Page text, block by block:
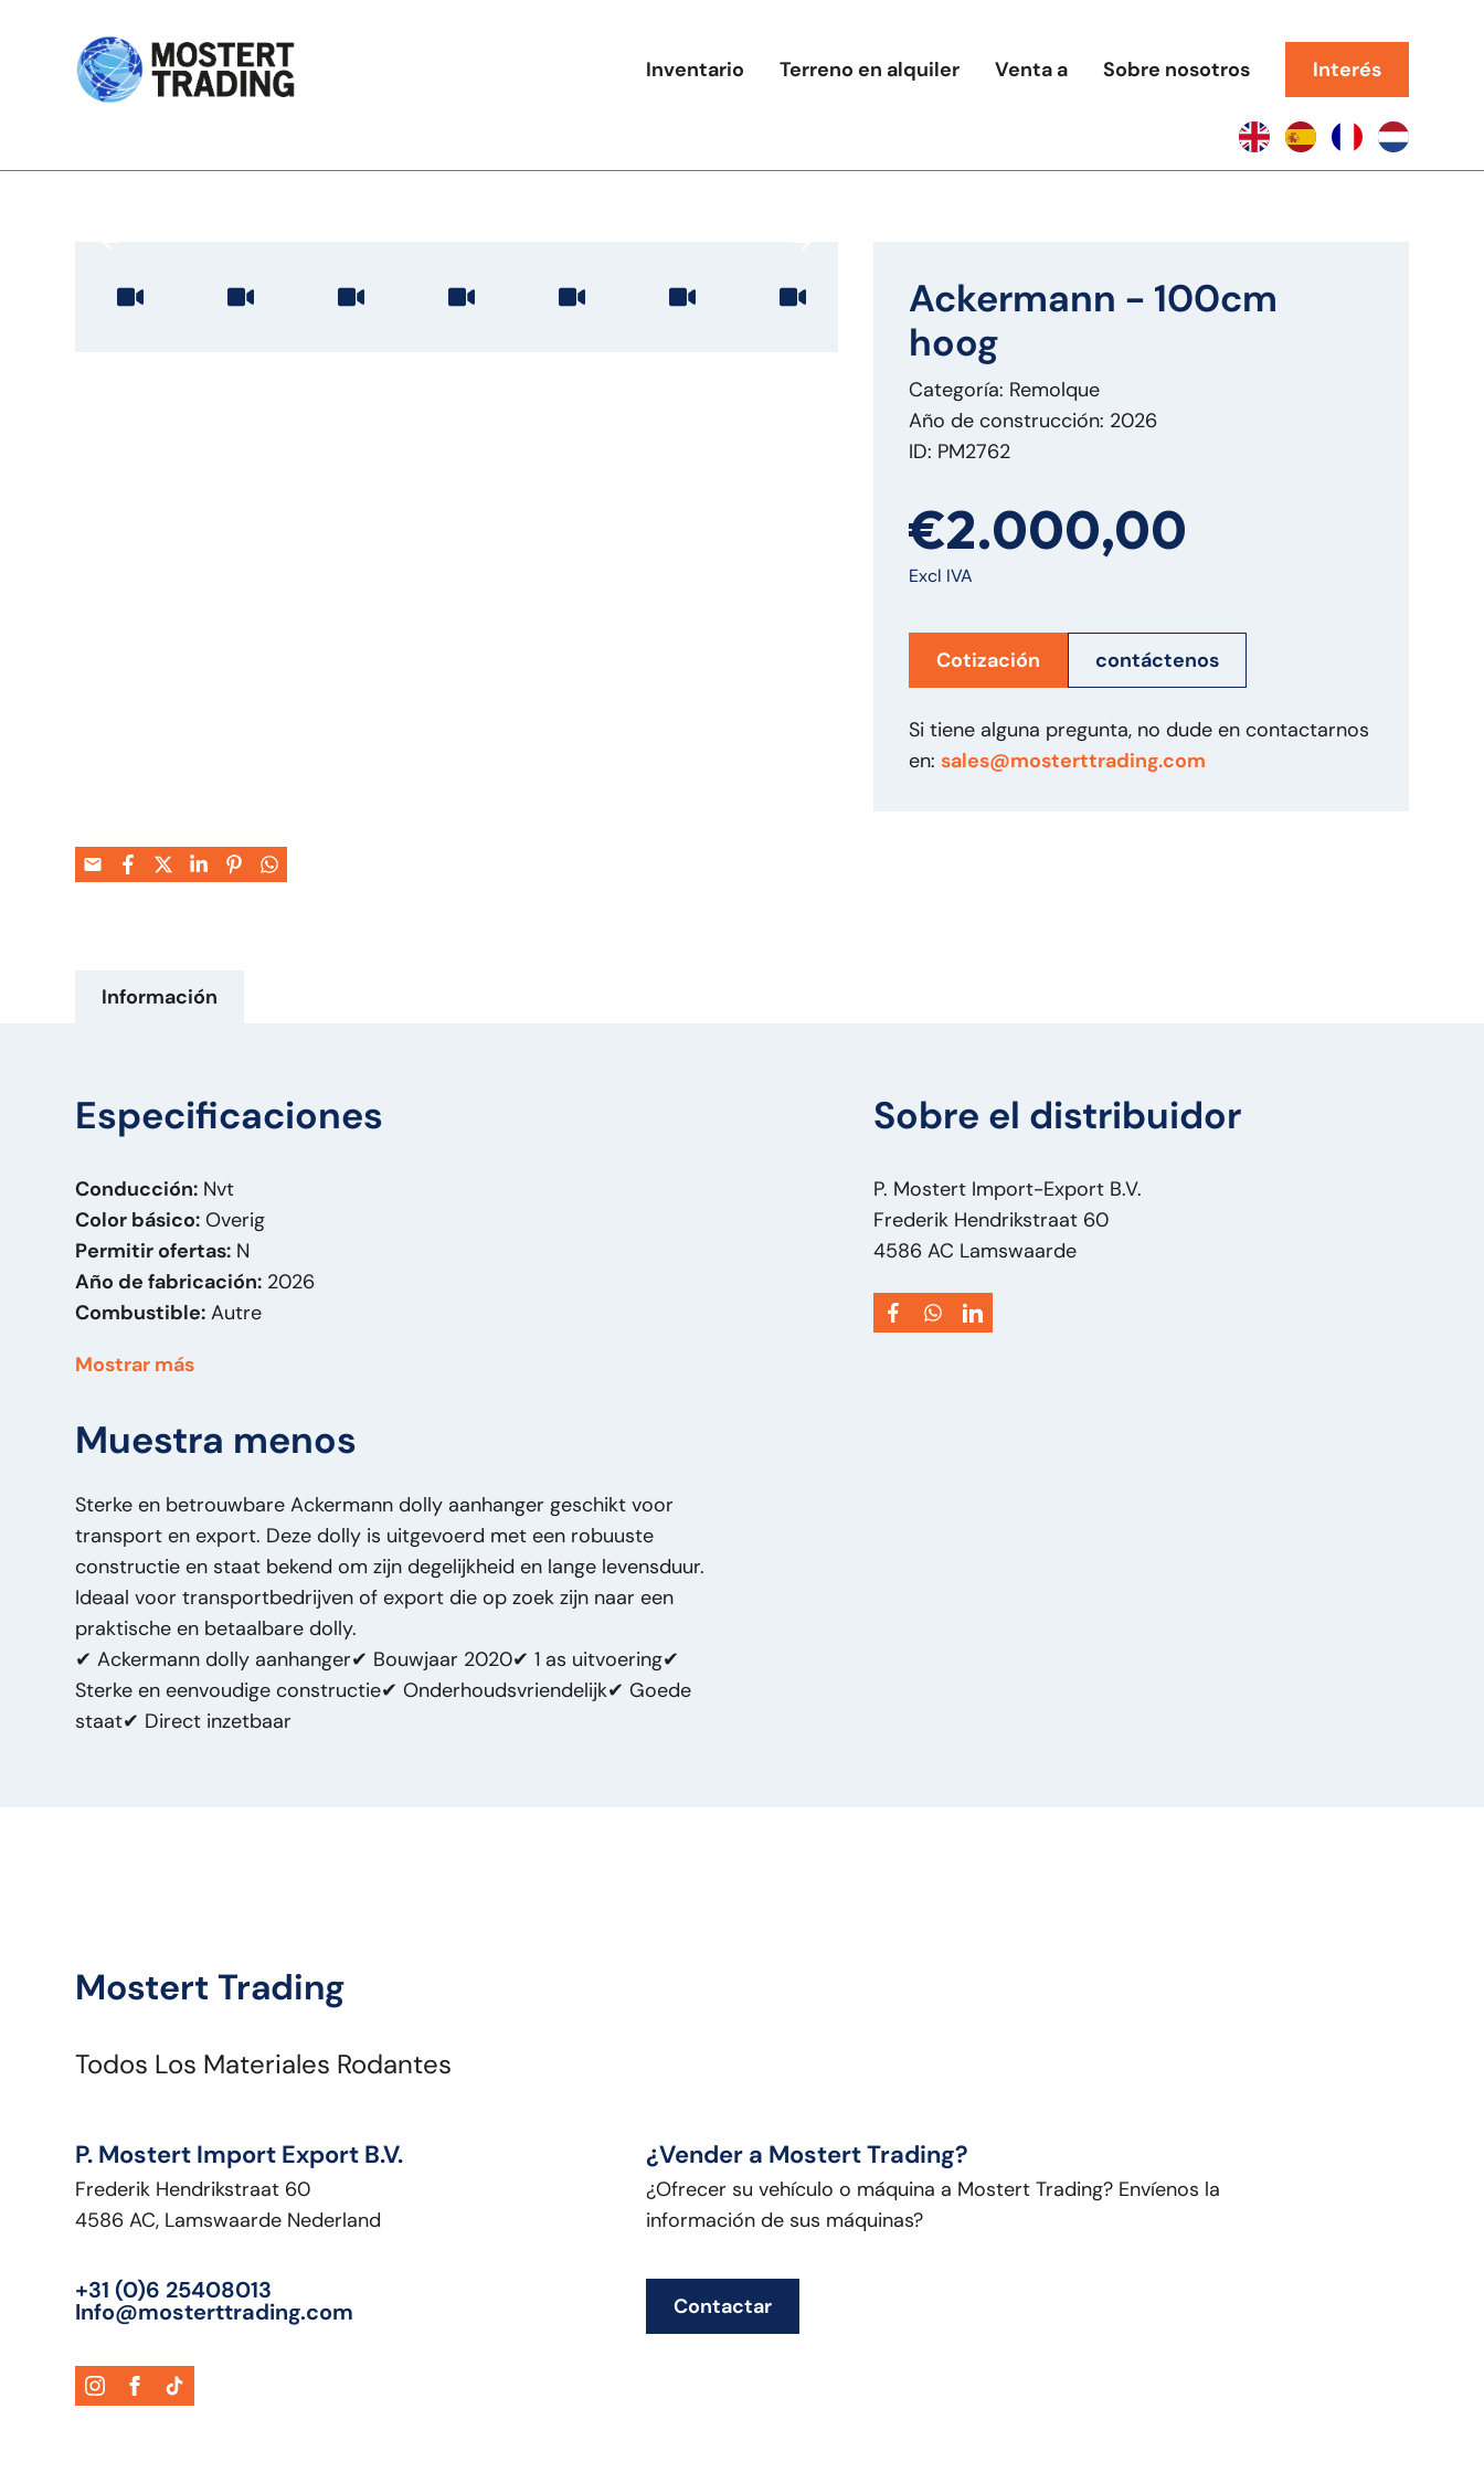
Inventario Terreno en alquiler Venta a Sobre nosotros Interés
Ackermann - 100cm
hoog
Categoría: Remolque
Año de construcción: 2026
ID: PM2762
€2.000,00
Excl IVA
Cotización contáctenos
Si tiene alguna pregunta, no dude en contactarnos
en:sales@mosterttrading.com
Información
Especificaciones
Conducción: Nvt
Color básico: Overig
Permitir ofertas: N
Año de fabricación: 2026
Combustible: Autre
Fecha parte 1:
Ancho:235
Capacidad de carga (kg):7500
Masa (kg):1.500
Marca:Ackermann
Modelo original:100cm hoog
Tipo de precio:VastePrijs
Condición general: Bueno
Condición óptica:Bueno
Condición técnica:Bueno
Propulsión: Wiel
Mostrar más
Muestra menos
Sterke en betrouwbare Ackermann dolly aanhanger geschikt voor
transport en export. Deze dolly is uitgevoerd met een robuuste
constructie en staat bekend om zijn degelijkheid en lange levensduur.
Ideaal voor transportbedrijven of export die op zoek zijn naar een
praktische en betaalbare dolly.
✔ Ackermann dolly aanhanger✔ Bouwjaar 2020✔ 1 as uitvoering✔
Sterke en eenvoudige constructie✔ Onderhoudsvriendelijk✔ Goede
staat✔ Direct inzetbaar
Sobre el distribuidor
P. Mostert Import-Export B.V.
Frederik Hendrikstraat 60
4586 AC Lamswaarde
Mostert Trading
Todos Los Materiales Rodantes
P. Mostert Import Export B.V.
Frederik Hendrikstraat 60
4586 AC, Lamswaarde Nederland
+31 (0)6 25408013
Info@mosterttrading.com
¿Vender a Mostert Trading?
¿Ofrecer su vehículo o máquina a Mostert Trading? Envíenos la
información de sus máquinas?
Contactar